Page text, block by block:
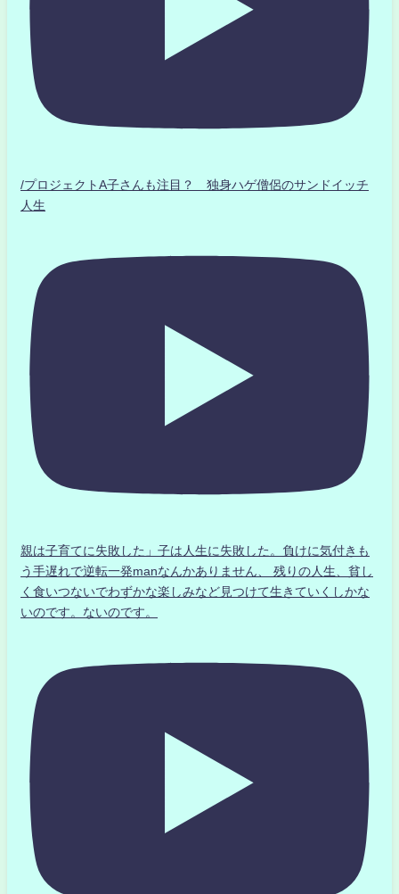
/プロジェクトA子さんも注目？ 独身ハゲ僧侶のサンドイッチ
人生
親は子育てに失敗した」子は人生に失敗した。負けに気付きも
う手遅れで逆転一発manなんかありません、 残りの人生、貧し
く食いつないでわずかな楽しみなど見つけて生きていくしかな
いのです。ないのです。